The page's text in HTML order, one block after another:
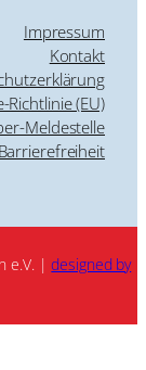
Impressum
Kontakt
Richtlinie (EU)
Meldestelle
Barrierefreiheit
e.V. |designed by